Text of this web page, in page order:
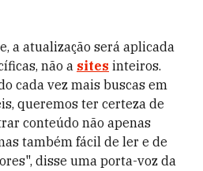
a atualização será aplicada
não a sites inteiros.
cada vez mais buscas em
queremos ter certeza de
conteúdo não apenas
também fácil de ler e de
disse uma porta-voz da